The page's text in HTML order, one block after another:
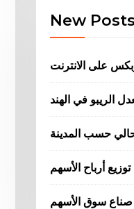
New Posts
على الانترنت
الريبو في الهند
حسب المدينة
أرباح الأسهم
سوق الأسهم